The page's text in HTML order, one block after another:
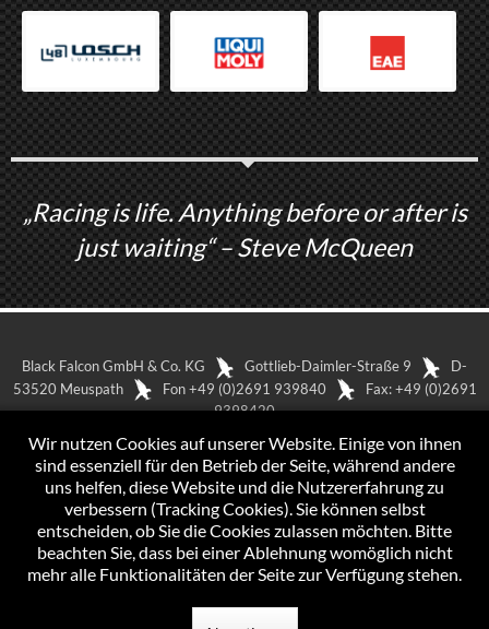
„Racing is life. Anything before or after is
just waiting“ – Steve McQueen
Black Falcon GmbH & Co. KG Gottlieb-Daimler-Straße 9
D-
53520 Meuspath
Fon +49 (0)2691 939840
Fax: +49 (0)2691
9398420
Datenschutzerklärung
Wir nutzen Cookies auf unserer Website. Einige von ihnen
sind essenziell für den Betrieb der Seite, während andere
uns helfen, diese Website und die Nutzererfahrung zu
verbessern (Tracking Cookies). Sie können selbst
entscheiden, ob Sie die Cookies zulassen möchten. Bitte
beachten Sie, dass bei einer Ablehnung womöglich nicht
mehr alle Funktionalitäten der Seite zur Verfügung stehen.